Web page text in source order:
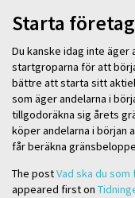
Starta
Du kanske idag inte
startgroparna för att
bättre att starta sitt
som äger andelarna i
tillgodoräkna sig årets
köper andelarna i början
får beräkna
The postVad ska du
appeared first on